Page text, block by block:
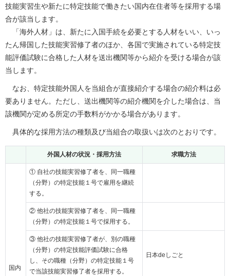
技能実習生や新たに特定技能で働きたい国内在住者等を採用する場
合が該当します。
「海外人材」は、新たに入国手続を必要とする人材をいい、いっ
たん帰国した技能実習修了者のほか、各国で実施されている特定技
能評価試験に合格した人材を送出機関等から紹介を受ける場合が該
当します。
なお、特定技能外国人を当組合が直接紹介する場合の紹介料は必
要ありません。ただし、送出機関等の紹介機関を介した場合は、当
該機関が定める所定の手数料がかかる場合があります。
具体的な採用方法の種類及び当組合の取扱いは次のとおりです。
外国人材の状況・採用方法 求職方法
国内
① 自社の技能実習修了者を、同一職種
（分野）の特定技能１号で雇用を継続
する。
② 他社の技能実習修了者を、同一職種
（分野）の特定技能１号で採用する。
③ 他社の技能実習修了者が、別の職種
（分野）の特定技能評価試験に合格
し、その職種（分野）の特定技能１号
で当該技能実習修了者を採用する。
日本deしごと